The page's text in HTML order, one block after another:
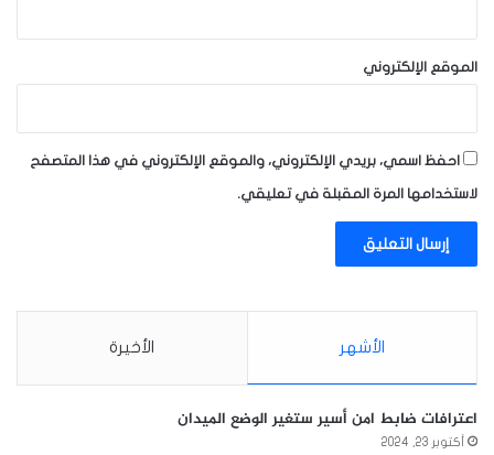
الموقع الإلكتروني
احفظ اسمي، بريدي الإلكتروني، والموقع الإلكتروني في هذا المتصفح
لاستخدامها المرة المقبلة في تعليقي.
الأشهر الأخيرة
اعترافات ضابط امن أسير ستغير الوضع الميدان
أكتوبر 23, 2024